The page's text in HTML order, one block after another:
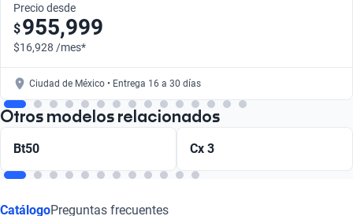
Precio desde
$955,999
$16,928 /mes*
Ciudad de México • Entrega 16 a 30 días
Otros modelos relacionados
Bt50 Cx 3
CatálogoPreguntas frecuentes